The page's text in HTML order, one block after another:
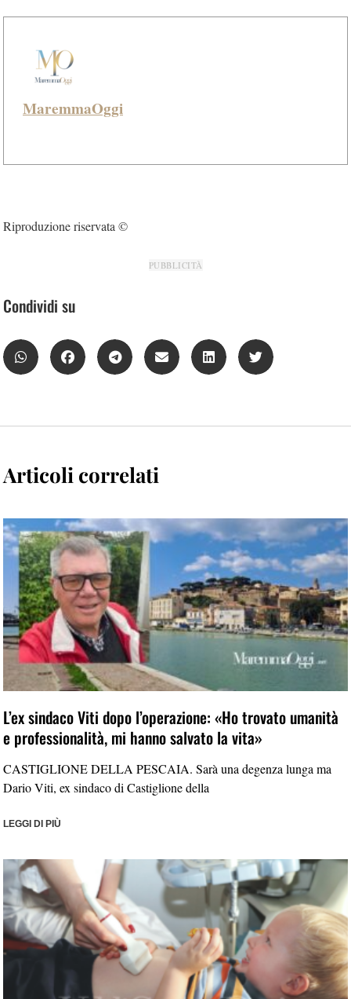
MaremmaOggi
Riproduzione riservata ©
PUBBLICITÀ
Condividi su
Articoli correlati
L’ex sindaco Viti dopo l’operazione: «Ho trovato umanità
e professionalità, mi hanno salvato la vita»
CASTIGLIONE DELLA PESCAIA. Sarà una degenza lunga ma
Dario Viti, ex sindaco di Castiglione della
LEGGI DI PIÙ